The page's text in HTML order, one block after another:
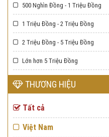
500 Nghìn Đồng - 1 Triệu Đồng
1 Triệu Đồng - 2 Triệu Đồng
2 Triệu Đồng - 5 Triệu Đồng
Lớn hơn 5 Triệu Đồng
THƯƠNG HIỆU
Tất cả
Việt Nam